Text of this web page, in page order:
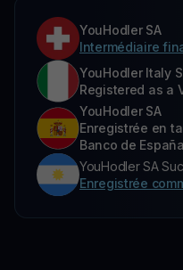
YouHodler SA
Intermédiaire
YouHodler Italy
Registered as a
YouHodler SA
Enregistrée en
Banco de España
YouHodler SA
Enregistrée